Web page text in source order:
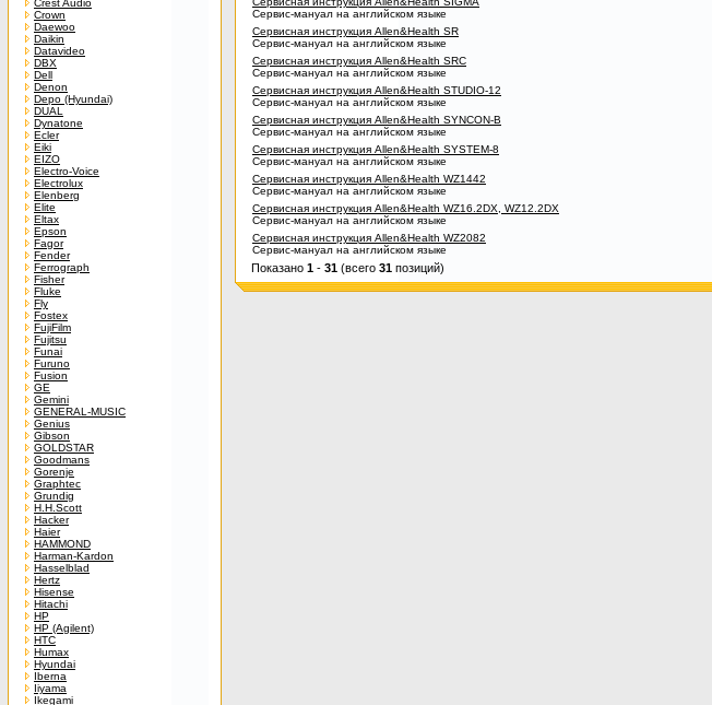
Crest Audio
Crown
Daewoo
Daikin
Datavideo
DBX
Dell
Denon
Depo (Hyundai)
DUAL
Dynatone
Ecler
Eiki
EIZO
Electro-Voice
Electrolux
Elenberg
Elite
Eltax
Epson
Fagor
Fender
Ferrograph
Fisher
Fluke
Fly
Fostex
FujiFilm
Fujitsu
Funai
Furuno
Fusion
GE
Gemini
GENERAL-MUSIC
Genius
Gibson
GOLDSTAR
Goodmans
Gorenje
Graphtec
Grundig
H.H.Scott
Hacker
Haier
HAMMOND
Harman-Kardon
Hasselblad
Hertz
Hisense
Hitachi
HP
HP (Agilent)
HTC
Humax
Hyundai
Iberna
Iiyama
Ikegami
Сервис-мануал на английском языке
Сервисная инструкция Allen&Health SR
Сервис-мануал на английском языке
Сервисная инструкция Allen&Health SRC
Сервис-мануал на английском языке
Сервисная инструкция Allen&Health STUDIO-12
Сервис-мануал на английском языке
Сервисная инструкция Allen&Health SYNCON-B
Сервис-мануал на английском языке
Сервисная инструкция Allen&Health SYSTEM-8
Сервис-мануал на английском языке
Сервисная инструкция Allen&Health WZ1442
Сервис-мануал на английском языке
Сервисная инструкция Allen&Health WZ16.2DX, WZ12.2DX
Сервис-мануал на английском языке
Сервисная инструкция Allen&Health WZ2082
Сервис-мануал на английском языке
Показано 1 - 31 (всего 31 позиций)